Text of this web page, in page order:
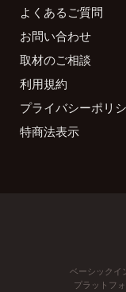
よくあるご質問
お問い合わせ
取材のご相談
利用規約
プライバシーポリ
特商法表示
ベーシックイ
プラットフ